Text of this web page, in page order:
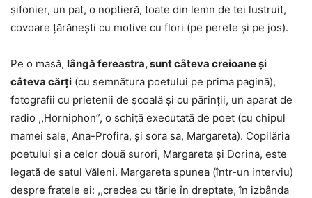
şifonier, un pat, o noptieră, toate din lemn de tei lustruit,
covoare ţărăneşti cu motive cu flori (pe perete şi pe jos).
Pe o masă, lângă fereastra, sunt câteva creioane şi
câteva cărţi (cu semnătura poetului pe prima pagină),
fotografii cu prietenii de şcoală şi cu părinţii, un aparat de
radio ,,Horniphon”, o schiţă executată de poet (cu chipul
mamei sale, Ana-Profira, şi sora sa, Margareta). Copilăria
poetului şi a celor două surori, Margareta şi Dorina, este
legată de satul Văleni. Margareta spunea (într-un interviu)
despre fratele ei: ,,credea cu tărie în dreptate, în izbânda